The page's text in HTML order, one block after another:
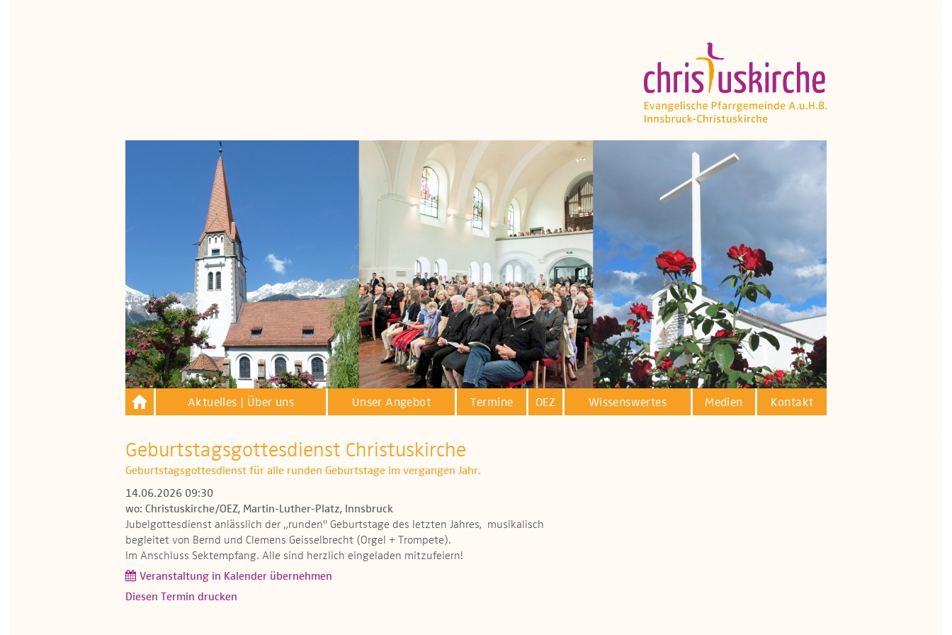
Aktuelles | Über uns Unser Angebot Termine OEZ Wissenswertes Medien Kontakt
Geburtstagsgottesdienst Christuskirche
Geburtstagsgottesdienst für alle runden Geburtstage im vergangen Jahr.
14.06.2026 09:30
wo: Christuskirche/OEZ, Martin-Luther-Platz, Innsbruck
Jubelgottesdienst anlässlich der „runden" Geburtstage des letzten Jahres, musikalisch
begleitet von Bernd und Clemens Geisselbrecht (Orgel + Trompete).
Im Anschluss Sektempfang. Alle sind herzlich eingeladen mitzufeiern!
Veranstaltung in Kalender übernehmen
Diesen Termin drucken